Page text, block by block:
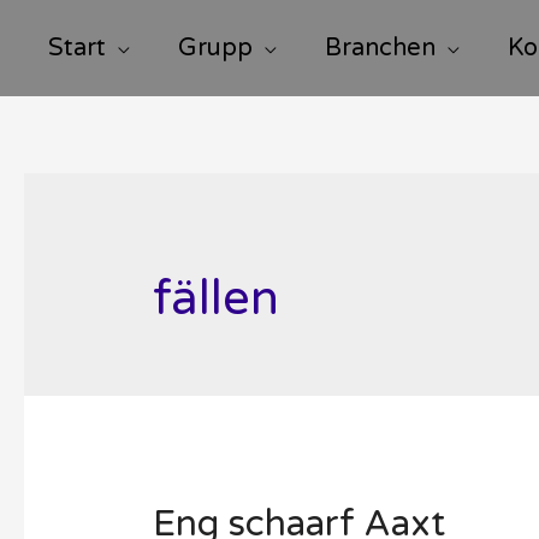
Start Grupp Branchen
fällen
Eng schaarf Aaxt